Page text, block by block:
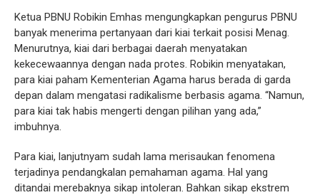
Ketua PBNU Robikin Emhas mengungkapkan pengurus PBNU
banyak menerima pertanyaan dari kiai terkait posisi Menag.
Menurutnya, kiai dari berbagai daerah menyatakan
kekecewaannya dengan nada protes. Robikin menyatakan,
para kiai paham Kementerian Agama harus berada di garda
depan dalam mengatasi radikalisme berbasis agama. “Namun,
para kiai tak habis mengerti dengan pilihan yang ada,”
imbuhnya.
Para kiai, lanjutnyam sudah lama merisaukan fenomena
terjadinya pendangkalan pemahaman agama. Hal yang
ditandai merebaknya sikap intoleran. Bahkan sikap ekstrem